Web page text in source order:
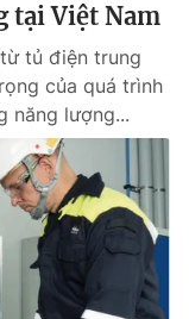
tại Việt Nam
tủ điện trung
của quá trình
năng lượng...